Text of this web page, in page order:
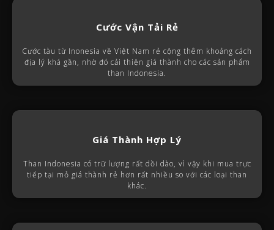
Cước Vận Tải Rẻ
Cước tàu từ Inonesia về Việt Nam rẻ cộng thêm khoảng cách
địa lý khá gần, nhờ đó cải thiện giá thành cho các sản phẩm
than Indonesia.
Giá Thành Hợp Lý
Than Indonesia có trữ lượng rất dồi dào, vì vậy khi mua trực
tiếp tại mỏ giá thành rẻ hơn rất nhiều so với các loại than
khác.